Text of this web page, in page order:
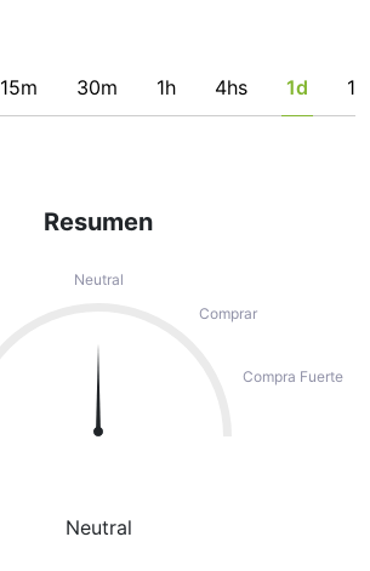
15m 30m 1h 4hs 1d
Resumen
Neutral
Comprar
Compra Fuerte
Neutral